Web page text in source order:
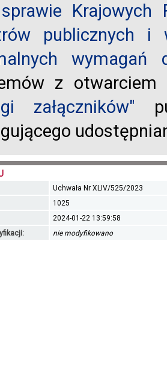
Krajowych
publicznych i
wymagań
z
załączników"
Uchwała Nr XLIV/525/2023
1025
2024-01-22 13:59:58
nie modyfikowano